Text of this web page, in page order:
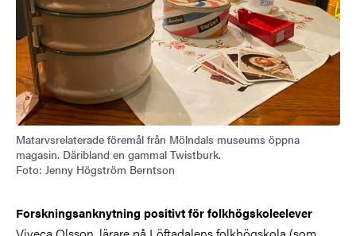
Matarvsrelaterade föremål från Mölndals museums öppna
magasin. Däribland en gammal Twistburk.
Foto: Jenny Högström Berntson
Forskningsanknytning positivt för folkhögskoleelever